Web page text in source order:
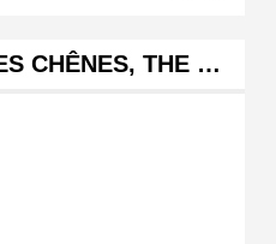
CHÊNES, THE …